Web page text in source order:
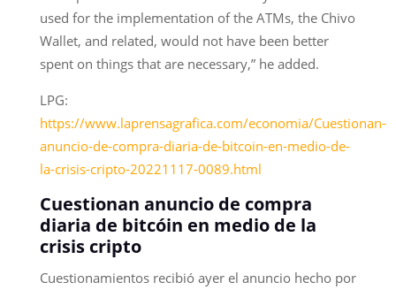
used for the implementation of the ATMs, the Chivo
Wallet, and related, would not have been better
spent on things that are necessary,” he added.
LPG:
https://www.laprensagrafica.com/economia/Cuestionan-
anuncio-de-compra-diaria-de-bitcoin-en-medio-de-
la-crisis-cripto-20221117-0089.html
Cuestionan anuncio de compra
diaria de bitcóin en medio de la
crisis cripto
Cuestionamientos recibió ayer el anuncio hecho por